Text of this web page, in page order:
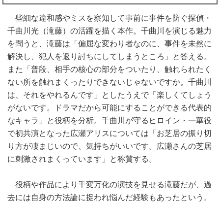
些細な違和感やミスを察知して事前に事件を防ぐ探偵・
千曲川光（滝藤）の活躍を描く本作。千曲川を演じる魅力
を問うと、滝藤は「偏屈な変わり者なのに、事件を未然に
解決し、犯人を返り討ちにしてしまうところ」と答える。
また「普段、相手の核心の部分をついたり、触れられたく
ない所を触れまくったりできないじゃないですか。千曲川
は、それをやれるんです」としたうえで「楽しくてしょう
がないです。ドラマだから可能にすることができる代表的
なキャラ」と役柄を分析。千曲川が守るヒロイン・一華役
で初共演となった広瀬アリスについては「お芝居の振り切
り方が凄まじいので、気持ちがいいです。広瀬さんの芝居
に刺激されまくっています」と称賛する。
役柄や作品により千変万化の演技を見せる滝藤だが、過
去には自身の方法論に捉われ悩んだ経験もあったという。